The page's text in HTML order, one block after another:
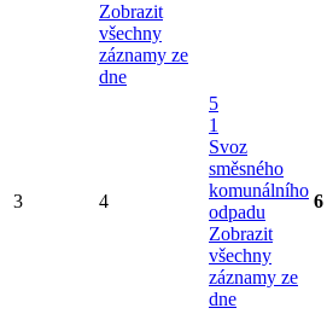
Zobrazit
všechny
záznamy ze
dne
3 4
5
1
Svoz
směsného
komunálního
odpadu
Zobrazit
všechny
záznamy ze
dne
6